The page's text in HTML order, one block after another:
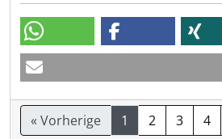
« Vorherige 1 2 3 4